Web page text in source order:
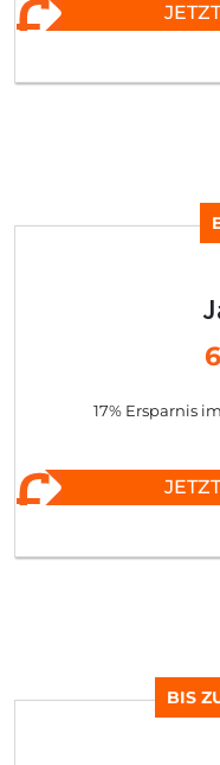
17% Ersparnis
BIS